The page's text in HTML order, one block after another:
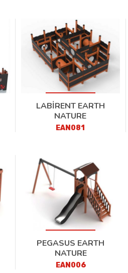
LABİRENT EARTH
NATURE
EAN081
PEGASUS EARTH
NATURE
EAN006